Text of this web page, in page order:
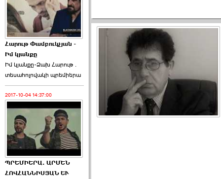
Հարութ Փամբուկչյան -
Իմ կյանքը
Իմ կյանքը-Ձախ Հարnւթ․
տեuաhnլnվակի պրեմիերա
2017-10-04 14:37:00
ՊՐԵՄԻԵՐԱ. ԱՐՄԵՆ
ՀՈՎՀԱՆՆԻՍՅԱՆ ԵՒ